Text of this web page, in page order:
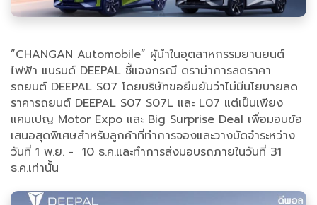
”CHANGAN Automobile” ผู้นำในอุตสาหกรรมยานยนต์
ไฟฟ้า แบรนด์ DEEPAL ชี้แจงกรณี ดราม่าการลดราคา
รถยนต์ DEEPAL S07 โดยบริษัทขอยืนยันว่าไม่มีนโยบายลด
ราคารถยนต์ DEEPAL S07 S07L และ L07 แต่เป็นเพียง
แคมเปญ Motor Expo และ Big Surprise Deal เพื่อมอบข้อ
เสนอสุดพิเศษสำหรับลูกค้าที่ทำการจองและวางมัดจำระหว่าง
วันที่ 1 พ.ย. - 10 ธ.ค.และทำการส่งมอบรถภายในวันที่ 31
ธ.ค.เท่านั้น